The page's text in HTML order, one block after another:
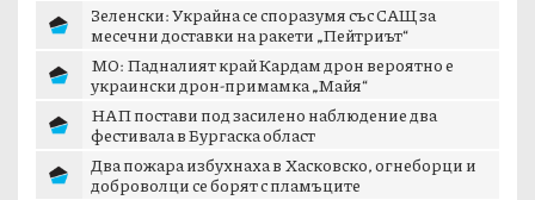
Зеленски: Украйна се споразумя със САЩ за
месечни доставки на ракети „Пейтриът“
МО: Падналият край Кардам дрон вероятно е
украински дрон-примамка „Майя“
НАП постави под засилено наблюдение два
фестивала в Бургаска област
Два пожара избухнаха в Хасковско, огнеборци и
доброволци се борят с пламъците